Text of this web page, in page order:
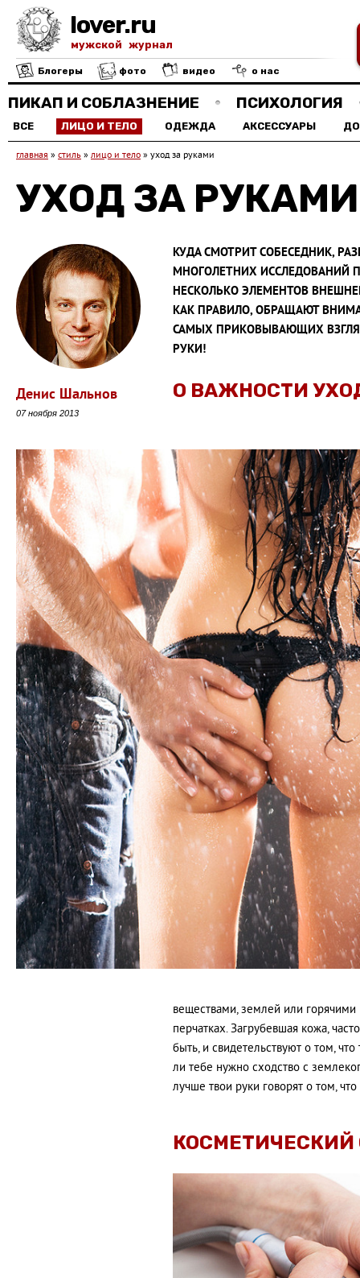
lover.ru
мужской журнал
Блогеры фото видео о нас
ПИКАП И СОБЛАЗНЕНИЕ ПСИХОЛОГИЯ
ВСЕ ЛИЦО И ТЕЛО ОДЕЖДА АКСЕССУАРЫ
главная » стиль » лицо и тело » уход за руками
УХОД ЗА РУКАМИ
Денис Шальнов
07 ноября 2013
КУДА СМОТРИТ СОБЕСЕДНИК,
МНОГОЛЕТНИХ ИССЛЕДОВАНИЙ
НЕСКОЛЬКО ЭЛЕМЕНТОВ
КАК ПРАВИЛО, ОБРАЩАЮТ
САМЫХ ПРИКОВЫВАЮЩИХ
РУКИ!
О ВАЖНОСТИ
веществами, землей или
перчатках. Загрубевшая кожа,
быть, и свидетельствуют о том,
ли тебе нужно сходство с
лучше твои руки говорят о том,
КОСМЕТИЧЕСКИЙ